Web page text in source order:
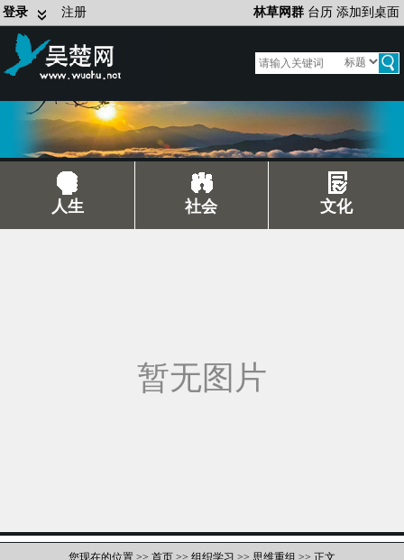
登录 注册 林草网群 台历 添加到桌面
人生 社会 文化